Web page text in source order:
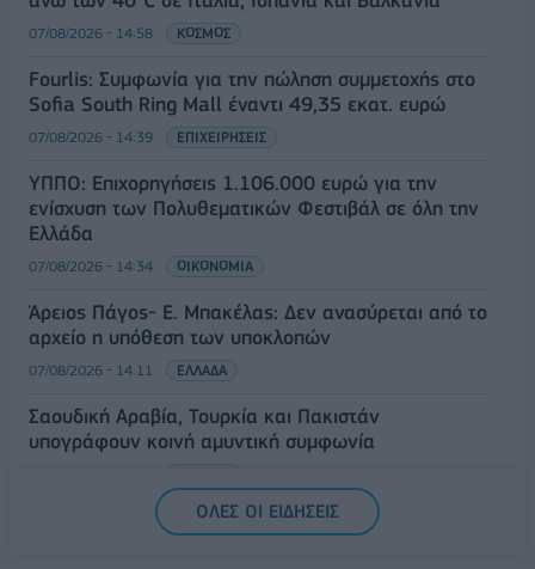
07/08/2026 - 14:58 ΚΟΣΜΟΣ
Fourlis: Συμφωνία για την πώληση συμμετοχής στο
Sofia South Ring Mall έναντι 49,35 εκατ. ευρώ
07/08/2026 - 14:39 ΕΠΙΧΕΙΡΗΣΕΙΣ
ΥΠΠΟ: Επιχορηγήσεις 1.106.000 ευρώ για την
ενίσχυση των Πολυθεματικών Φεστιβάλ σε όλη την
Ελλάδα
07/08/2026 - 14:34 ΟΙΚΟΝΟΜΙΑ
Άρειος Πάγος- Ε. Μπακέλας: Δεν ανασύρεται από το
αρχείο η υπόθεση των υποκλοπών
07/08/2026 - 14:11 ΕΛΛΑΔΑ
Σαουδική Αραβία, Τουρκία και Πακιστάν
υπογράφουν κοινή αμυντική συμφωνία
ΟΛΕΣ ΟΙ ΕΙΔΗΣΕΙΣ